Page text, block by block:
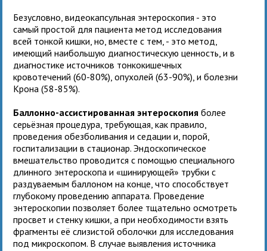
Безусловно, видеокапсульная энтероскопия - это
самый простой для пациента метод исследования
всей тонкой кишки, но, вместе с тем, - это метод,
имеющий наибольшую диагностическую ценность, и в
диагностике источников тонкокишечных
кровотечений (60-80%), опухолей (63-90%), и болезни
Крона (58-85%).
Баллонно-ассистированная энтероскопия более
серьёзная процедура, требующая, как правило,
проведения обезболивания и седации и, порой,
госпитализации в стационар. Эндоскопическое
вмешательство проводится с помощью специального
длинного энтероскопа и «шинирующей» трубки с
раздуваемым баллоном на конце, что способствует
глубокому проведению аппарата. Проведение
энтероскопии позволяет более тщательно осмотреть
просвет и стенку кишки, а при необходимости взять
фрагменты её слизистой оболочки для исследования
под микроскопом. В случае выявления источника